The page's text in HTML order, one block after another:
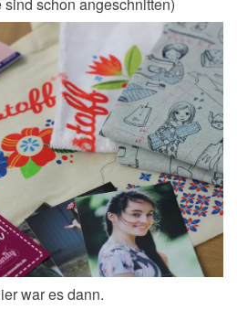
sind schon angeschnitten)
war es dann.